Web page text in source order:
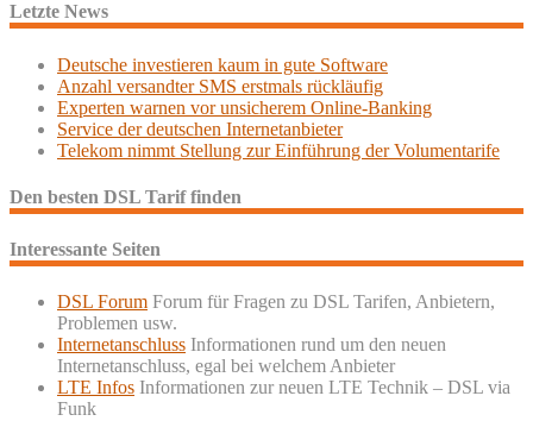
Letzte News
Deutsche investieren kaum in gute Software
Anzahl versandter SMS erstmals rückläufig
Experten warnen vor unsicherem Online-Banking
Service der deutschen Internetanbieter
Telekom nimmt Stellung zur Einführung der Volumentarife
Den besten DSL Tarif finden
Interessante Seiten
DSL Forum Forum für Fragen zu DSL Tarifen, Anbietern,
Problemen usw.
Internetanschluss Informationen rund um den neuen
Internetanschluss, egal bei welchem Anbieter
LTE Infos Informationen zur neuen LTE Technik – DSL via
Funk